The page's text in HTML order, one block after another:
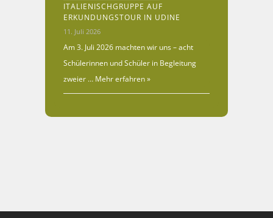
ITALIENISCHGRUPPE AUF
ERKUNDUNGSTOUR IN UDINE
11. Juli 2026
Am 3. Juli 2026 machten wir uns – acht
Schülerinnen und Schüler in Begleitung
zweier … Mehr erfahren »